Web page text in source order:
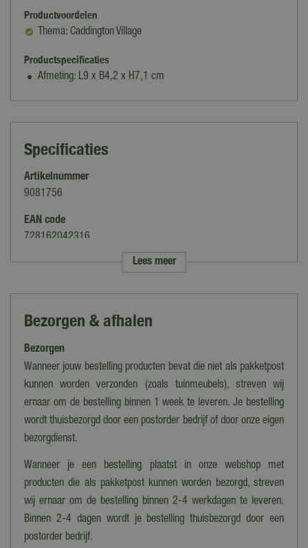
Productvoordelen
Thema: Caddington Village
Productspecificaties
Afmeting: L9 x B4,2 x H7,1 cm
Specificaties
Artikelnummer
9081756
EAN code
728162042316
Merk
Dieren, Landschap accessoires
Thema
Caddington Village
Bewegend
Geluid
Nee
Collectie
Lemax overig
Lees meer
Bezorgen & afhalen
Bezorgen
Wanneer jouw bestelling producten bevat die niet als pakketpost
kunnen worden verzonden (zoals tuinmeubels), streven wij
ernaar om de bestelling binnen 1 week te leveren. Je bestelling
wordt thuisbezorgd door een postorder bedrijf of door onze eigen
bezorgdienst.
Wanneer je een bestelling plaatst in onze webshop met
producten die als pakketpost kunnen worden bezorgd, streven
wij ernaar om de bestelling binnen 2-4 werkdagen te leveren.
Binnen 2-4 dagen wordt je bestelling thuisbezorgd door een
postorder bedrijf.